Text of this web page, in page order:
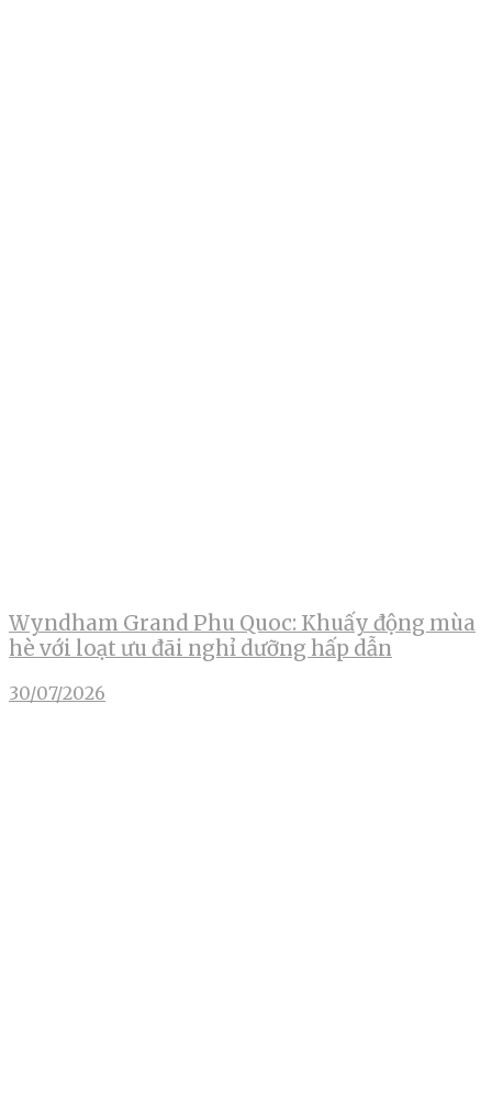
Wyndham Grand Phu Quoc: Khuấy động mùa
hè với loạt ưu đãi nghỉ dưỡng hấp dẫn
30/07/2026